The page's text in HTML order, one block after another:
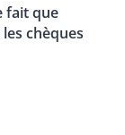
fait que
chèques